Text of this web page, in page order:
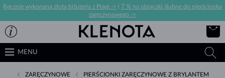
Ręcznie wykonana złota biżuteria z Pragi ->
7 % na obrączki ślubne do pierścionka
zaręczynowego ->
MENU
ZARĘCZYNOWE PIERŚCIONKI ZARĘCZYNOWE Z BRYLANTEM